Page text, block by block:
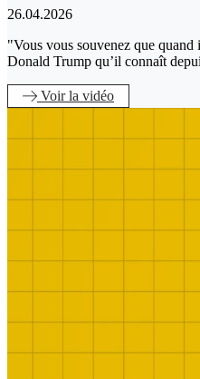
26.04.2026
"Vous vous souvenez que quand
Donald Trump qu’il connaît
Voirla vidéo